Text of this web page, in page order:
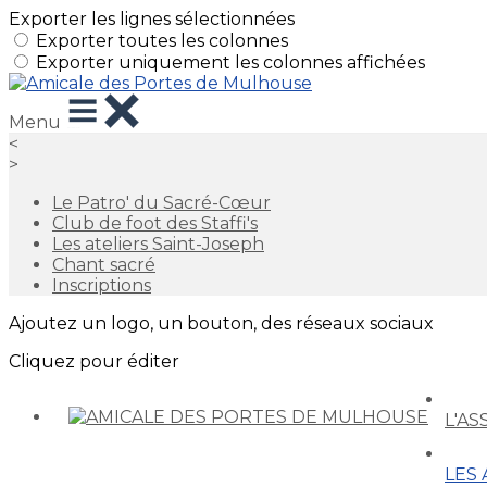
Exporter les lignes sélectionnées
Exporter toutes les colonnes
Exporter uniquement les colonnes affichées
Menu
<
>
Le Patro' du Sacré-Cœur
Club de foot des Staffi's
Les ateliers Saint-Joseph
Chant sacré
Inscriptions
Ajoutez un logo, un bouton, des réseaux sociaux
Cliquez pour éditer
LES